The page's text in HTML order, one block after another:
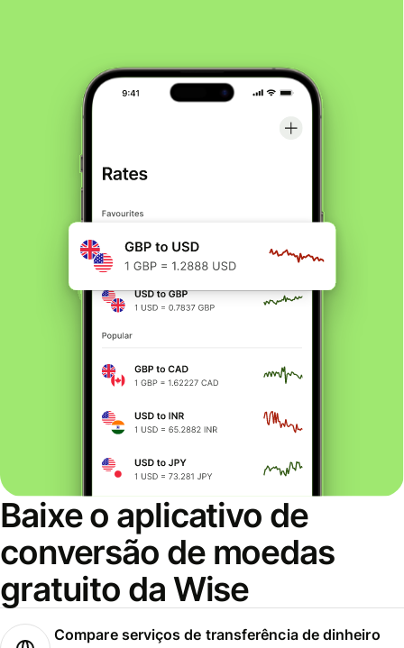
Baixe o aplicativo de
conversão de moedas
gratuito da Wise
Compare serviços de transferência de dinheiro